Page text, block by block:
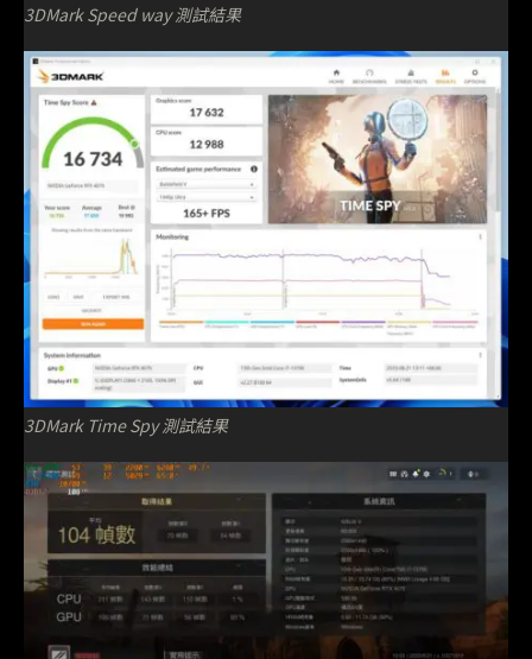
3DMark Speed way 測試結果
3DMark Time Spy 測試結果